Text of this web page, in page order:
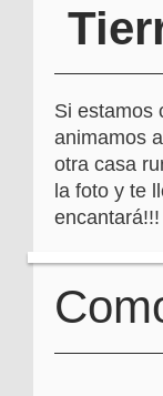
Si estamos
animamos
otra casa
la foto y te
encantará!!!